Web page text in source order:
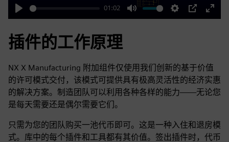
Play
01:02
Mute Settings
PIP
Enter
插件的工作原理
NX X Manufacturing 附加组件仅使用我们创新的基于价值
的许可模式交付，该模式可提供具有极高灵活性的经济实惠
的解决方案。制造团队可以利用各种各样的能力——无论您
是每天需要还是偶尔需要它们。
只需为您的团队购买一池代币即可。这是一种入住和退房模
式。库中的每个插件和工具都有其价值。签出插件时，代币